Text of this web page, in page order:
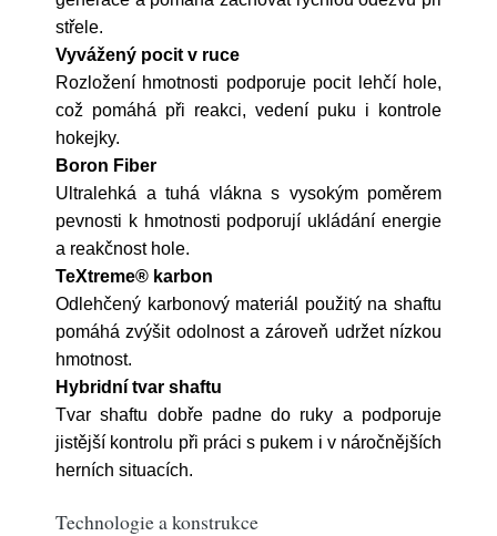
střele.
Vyvážený pocit v ruce
Rozložení hmotnosti podporuje pocit lehčí hole,
což pomáhá při reakci, vedení puku i kontrole
hokejky.
Boron Fiber
Ultralehká a tuhá vlákna s vysokým poměrem
pevnosti k hmotnosti podporují ukládání energie
a reakčnost hole.
TeXtreme® karbon
Odlehčený karbonový materiál použitý na shaftu
pomáhá zvýšit odolnost a zároveň udržet nízkou
hmotnost.
Hybridní tvar shaftu
Tvar shaftu dobře padne do ruky a podporuje
jistější kontrolu při práci s pukem i v náročnějších
herních situacích.
Technologie a konstrukce